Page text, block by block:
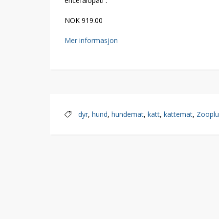
NOK 919.00
Mer informasjon
dyr, hund, hundemat, katt, kattemat,